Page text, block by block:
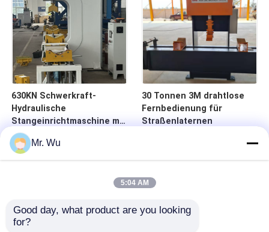
630KN Schwerkraft-
Hydraulische
Stangeinrichtmaschine mit
4000 mm
Verarbeitungslänge und
drahtloser Fernbedienung
30 Tonnen 3M drahtlose
Fernbedienung für
Straßenlaternen
Mr. Wu
5:04 AM
Good day, what product are you looking
for?